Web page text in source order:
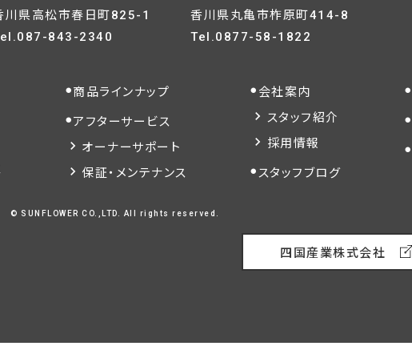
川県高松市春日町825-1
087-843-2340
香川県丸亀市柞原町414-8
Tel.0877-58-1822
商品ラインナップ
アフターサービス
オーナーサポート
保証・メンテナンス
会社案内
スタッフ紹介
採用情報
スタッフブログ
© SUNFLOWER CO.,LTD. All rights reserved.
四国産業株式会社